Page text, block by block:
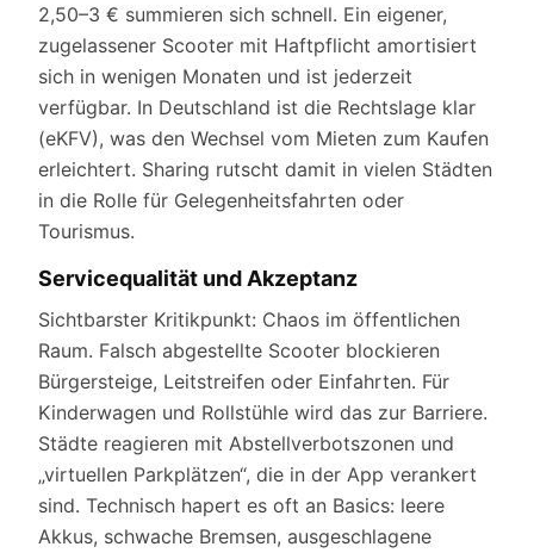
2,50–3 € summieren sich schnell. Ein eigener,
zugelassener Scooter mit Haftpflicht amortisiert
sich in wenigen Monaten und ist jederzeit
verfügbar. In Deutschland ist die Rechtslage klar
(eKFV), was den Wechsel vom Mieten zum Kaufen
erleichtert. Sharing rutscht damit in vielen Städten
in die Rolle für Gelegenheitsfahrten oder
Tourismus.
Servicequalität und Akzeptanz
Sichtbarster Kritikpunkt: Chaos im öffentlichen
Raum. Falsch abgestellte Scooter blockieren
Bürgersteige, Leitstreifen oder Einfahrten. Für
Kinderwagen und Rollstühle wird das zur Barriere.
Städte reagieren mit Abstellverbotszonen und
„virtuellen Parkplätzen“, die in der App verankert
sind. Technisch hapert es oft an Basics: leere
Akkus, schwache Bremsen, ausgeschlagene